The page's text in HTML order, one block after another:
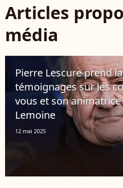
Articles
média
Pierre Lescure prend
témoignages sur les
vous et son
Lemoine
12 mai 2025